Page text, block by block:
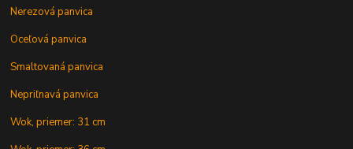
Nerezová panvica
Oceľová panvica
Smaltovaná panvica
Nepriľnavá panvica
Wok, priemer: 31 cm